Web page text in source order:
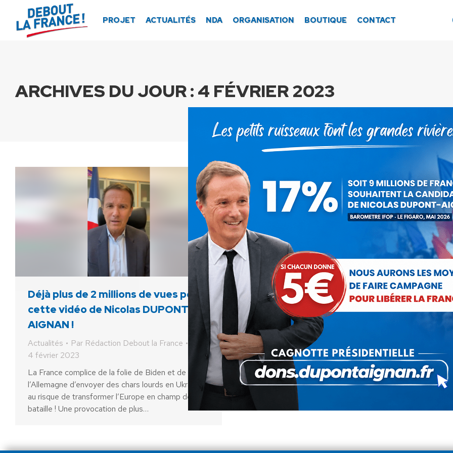
PROJET ACTUALITÉS NDA ORGANISATION BOUTIQUE CONTACT
ARCHIVES DU JOUR : 4 FÉVRIER 2023
Déjà plus de 2 millions de vues pour
cette vidéo de Nicolas DUPONT-
AIGNAN !
Actualités Par Rédaction Debout la France
4 février 2023
La France complice de la folie de Biden et de
l’Allemagne d’envoyer des chars lourds en Ukraine
au risque de transformer l’Europe en champ de
bataille ! Une provocation de plus…
Panneau de gestion des cookies